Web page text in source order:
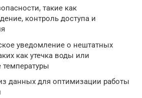
такие как
контроль доступа и
уведомление о нештатных
как утечка воды или
данных для оптимизации работы